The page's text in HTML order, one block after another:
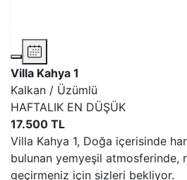
Villa Kahya 1
Kalkan / Üzümlü
HAFTALIK EN DÜŞÜK
17.500 TL
Villa Kahya 1, Doğa içerisinde
bulunan yemyeşil atmosferinde,
geçirmeniz için sizleri bekliyor.